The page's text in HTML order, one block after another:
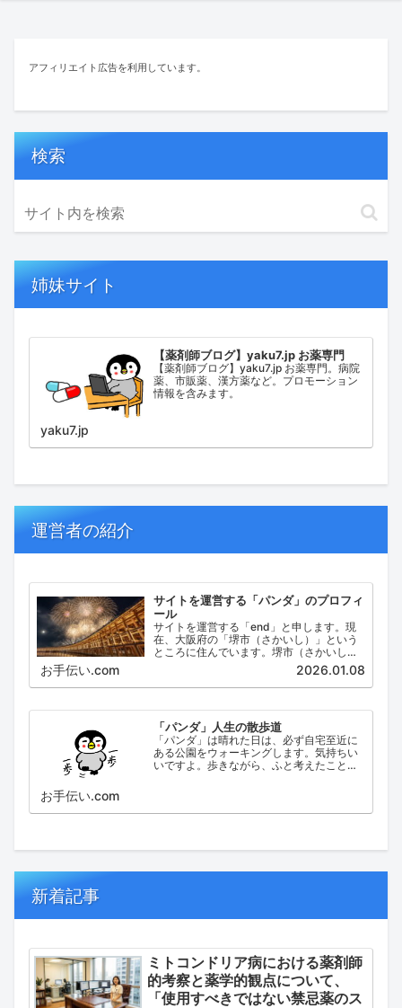
アフィリエイト広告を利用しています。
検索
姉妹サイト
【薬剤師ブログ】yaku7.jp お薬専門
【薬剤師ブログ】yaku7.jp お薬専門。病院
薬、市販薬、漢方薬など。プロモーション
情報を含みます。
yaku7.jp
運営者の紹介
サイトを運営する「パンダ」のプロフィ
ール
サイトを運営する「end」と申します。現
在、大阪府の「堺市（さかいし）」という
ところに住んでいます。堺市（さかいし）
は、大阪府の泉北地域にある政令指定都市
で、府内では大阪市に次いで人口が多い都
市です。
お手伝い.com 2026.01.08
「パンダ」人生の散歩道
「パンダ」は晴れた日は、必ず自宅至近に
ある公園をウォーキングします。気持ちい
いですよ。歩きながら、ふと考えたこと。
お手伝い.com
新着記事
ミトコンドリア病における薬剤師
的考察と薬学的観点について、
「使用すべきではない禁忌薬のス